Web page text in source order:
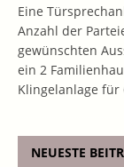
Eine
Anzahl der
gewünschten
ein 2
Klingelanlage für
NEUESTE